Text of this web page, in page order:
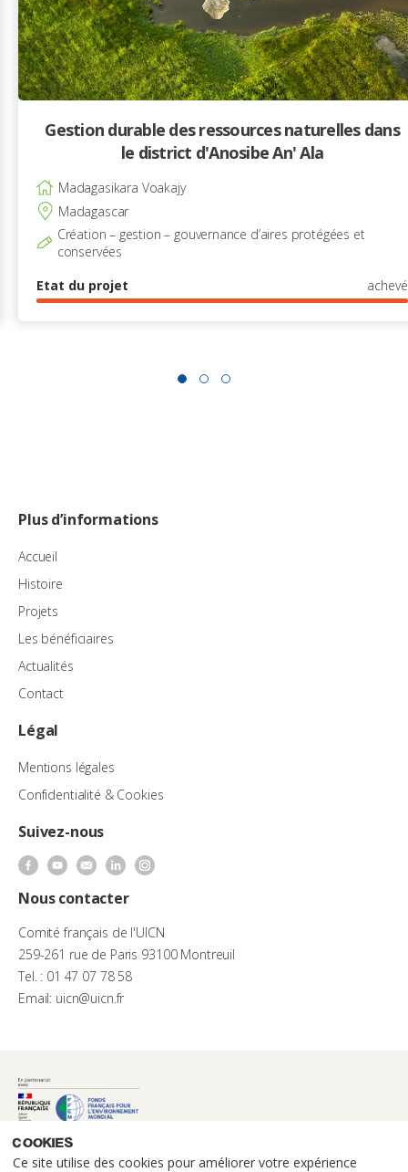
Cookies
Ce site utilise des cookies pour améliorer votre expérience
Gestion durable des ressources naturelles dans
le district d'Anosibe An' Ala
Madagasikara Voakajy
Madagascar
Création – gestion – gouvernance d’aires protégées et
conservées
Etat du projet
achevé
Plus d’informations
Accueil
Histoire
Projets
Les bénéficiaires
Actualités
Contact
Légal
Mentions légales
Confidentialité & Cookies
Suivez-nous
Nous contacter
Comité français de l'UICN
259-261 rue de Paris 93100 Montreuil
Tel. : 01 47 07 78 58
Email: uicn@uicn.fr